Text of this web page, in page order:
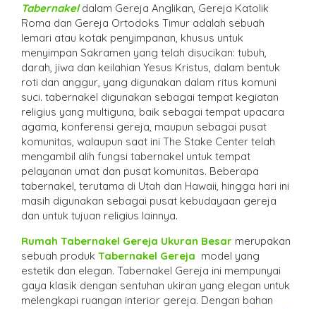
Tabernakeldalam Gereja Anglikan, Gereja Katolik
Roma dan Gereja Ortodoks Timur adalah sebuah
lemari atau kotak penyimpanan, khusus untuk
menyimpan Sakramen yang telah disucikan: tubuh,
darah, jiwa dan keilahian Yesus Kristus, dalam bentuk
roti dan anggur, yang digunakan dalam ritus komuni
suci. tabernakel digunakan sebagai tempat kegiatan
religius yang multiguna, baik sebagai tempat upacara
agama, konferensi gereja, maupun sebagai pusat
komunitas, walaupun saat ini The Stake Center telah
mengambil alih fungsi tabernakel untuk tempat
pelayanan umat dan pusat komunitas. Beberapa
tabernakel, terutama di Utah dan Hawaii, hingga hari ini
masih digunakan sebagai pusat kebudayaan gereja
dan untuk tujuan religius lainnya.
Rumah Tabernakel Gereja Ukuran Besar merupakan
sebuah produk Tabernakel Gereja model yang
estetik dan elegan. Tabernakel Gereja ini mempunyai
gaya klasik dengan sentuhan ukiran yang elegan untuk
melengkapi ruangan interior gereja. Dengan bahan